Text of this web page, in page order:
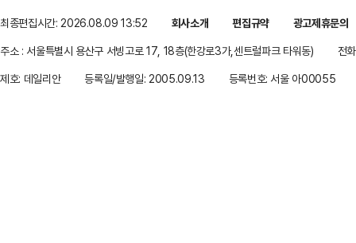
최종편집시간: 2026.08.09 13:52 회사소개 편집규약
광고제휴문의
주소 : 서울특별시 용산구 서빙고로 17, 18층(한강로3가,센트럴파크 타워동)
전
제호: 데일리안
등록일/발행일: 2005.09.13 등록번호: 서울 아00055